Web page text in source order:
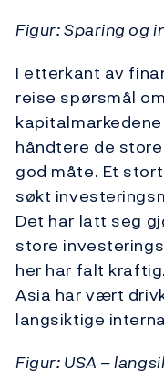
Figur: Sparing og
I etterkant av
reise spørsmål
håndtere de
god måte. Et
søkt
Det har latt seg
store
her har falt
Asia har vært
langsiktige
Figur: USA –